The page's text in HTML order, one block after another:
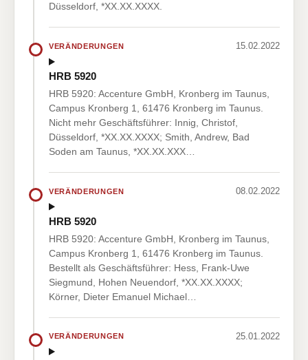
Düsseldorf, *XX.XX.XXXX.
VERÄNDERUNGEN 15.02.2022
HRB 5920
HRB 5920: Accenture GmbH, Kronberg im Taunus,
Campus Kronberg 1, 61476 Kronberg im Taunus.
Nicht mehr Geschäftsführer: Innig, Christof,
Düsseldorf, *XX.XX.XXXX; Smith, Andrew, Bad
Soden am Taunus, *XX.XX.XXX…
VERÄNDERUNGEN 08.02.2022
HRB 5920
HRB 5920: Accenture GmbH, Kronberg im Taunus,
Campus Kronberg 1, 61476 Kronberg im Taunus.
Bestellt als Geschäftsführer: Hess, Frank-Uwe
Siegmund, Hohen Neuendorf, *XX.XX.XXXX;
Körner, Dieter Emanuel Michael…
VERÄNDERUNGEN 25.01.2022